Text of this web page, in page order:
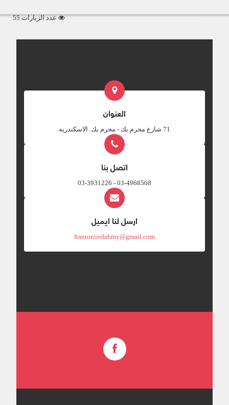
عدد الزيارات 55
العنوان
‎71 شارع محرم بك - محرم بك. الاسكندريه
اتصل بنا
03-4968568 - 03-3931226
ارسل لنا ايميل
frantoniosfahmy@gmail.com